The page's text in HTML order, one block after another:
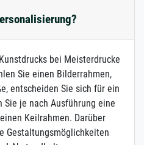
bei Meisterdrucke
Sie einen Bilderrahmen,
entscheiden Sie sich für ein
Sie je nach Ausführung eine
Keilrahmen. Darüber
Gestaltungsmöglichkeiten